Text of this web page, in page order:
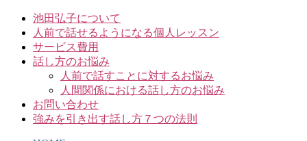
池田弘子について
人前で話せるようになる個人レッスン
サービス費用
話し方のお悩み
人前で話すことに対するお悩み
人間関係における話し方のお悩み
お問い合わせ
強みを引き出す話し方７つの法則